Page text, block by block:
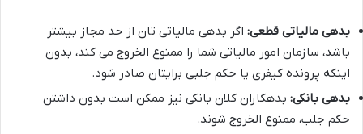
بدهی مالیاتی قطعی: اگر بدهی مالیاتی تان از حد مجاز بیشتر
باشد، سازمان امور مالیاتی شما را ممنوع الخروج می کند، بدون
اینکه پرونده کیفری یا حکم جلبی برایتان صادر شود.
بدهی بانکی: بدهکاران کلان بانکی نیز ممکن است بدون داشتن
حکم جلب، ممنوع الخروج شوند.